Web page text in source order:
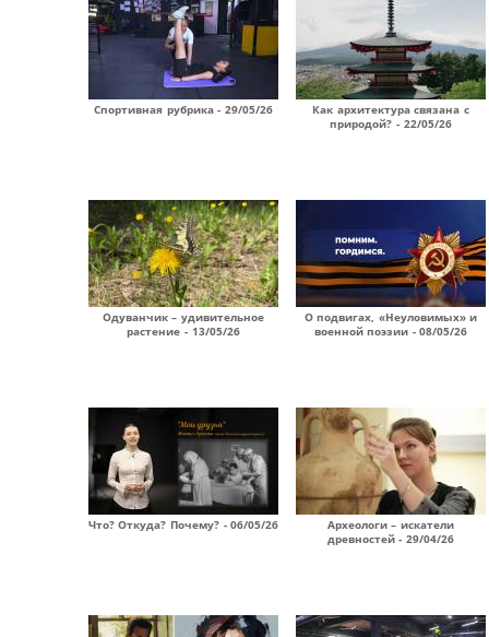
Спортивная рубрика - 29/05/26
Как архитектура связана с
природой? - 22/05/26
Одуванчик – удивительное
растение - 13/05/26
О подвигах, «Неуловимых» и
военной поэзии - 08/05/26
Что? Откуда? Почему? - 06/05/26
Археологи – искатели
древностей - 29/04/26